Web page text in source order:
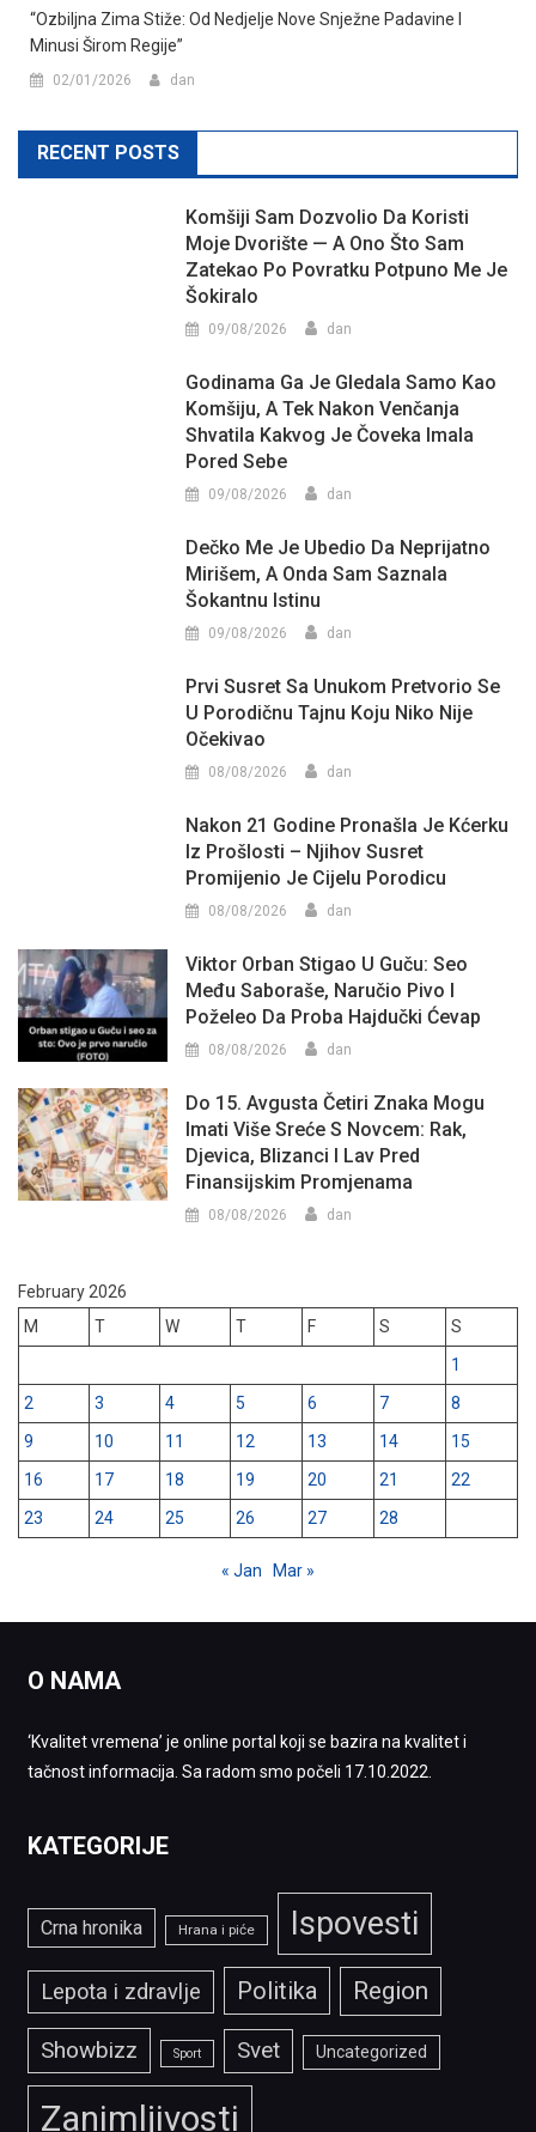
“Ozbiljna Zima Stiže: Od Nedjelje Nove Snježne Padavine I
Minusi Širom Regije”
02/01/2026 dan
RECENT POSTS
Komšiji Sam Dozvolio Da Koristi
Moje Dvorište — A Ono Što Sam
Zatekao Po Povratku Potpuno Me Je
Šokiralo
09/08/2026 dan
Godinama Ga Je Gledala Samo Kao
Komšiju, A Tek Nakon Venčanja
Shvatila Kakvog Je Čoveka Imala
Pored Sebe
09/08/2026 dan
Dečko Me Je Ubedio Da Neprijatno
Mirišem, A Onda Sam Saznala
Šokantnu Istinu
09/08/2026 dan
Prvi Susret Sa Unukom Pretvorio Se
U Porodičnu Tajnu Koju Niko Nije
Očekivao
08/08/2026 dan
Nakon 21 Godine Pronašla Je Kćerku
Iz Prošlosti – Njihov Susret
Promijenio Je Cijelu Porodicu
08/08/2026 dan
Viktor Orban Stigao U Guču: Seo
Među Saboraše, Naručio Pivo I
Poželeo Da Proba Hajdučki Ćevap
08/08/2026 dan
Do 15. Avgusta Četiri Znaka Mogu
Imati Više Sreće S Novcem: Rak,
Djevica, Blizanci I Lav Pred
Finansijskim Promjenama
08/08/2026 dan
February 2026
M
T W T F S
S
1
2
3 4 5 6 7
8
9
10 11 12 13 14
15
16
17 18 19 20 21
22
23
24 25 26 27 28
« Jan Mar »
O NAMA
‘Kvalitet vremena’ je online portal koji se bazira na kvalitet i
tačnost informacija. Sa radom smo počeli 17.10.2022.
KATEGORIJE
Crna hronika Hrana i piće Ispovesti
Lepota i zdravlje Politika Region
Showbizz Sport Svet Uncategorized
Zanimljivosti